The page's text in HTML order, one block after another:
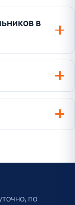
в
по